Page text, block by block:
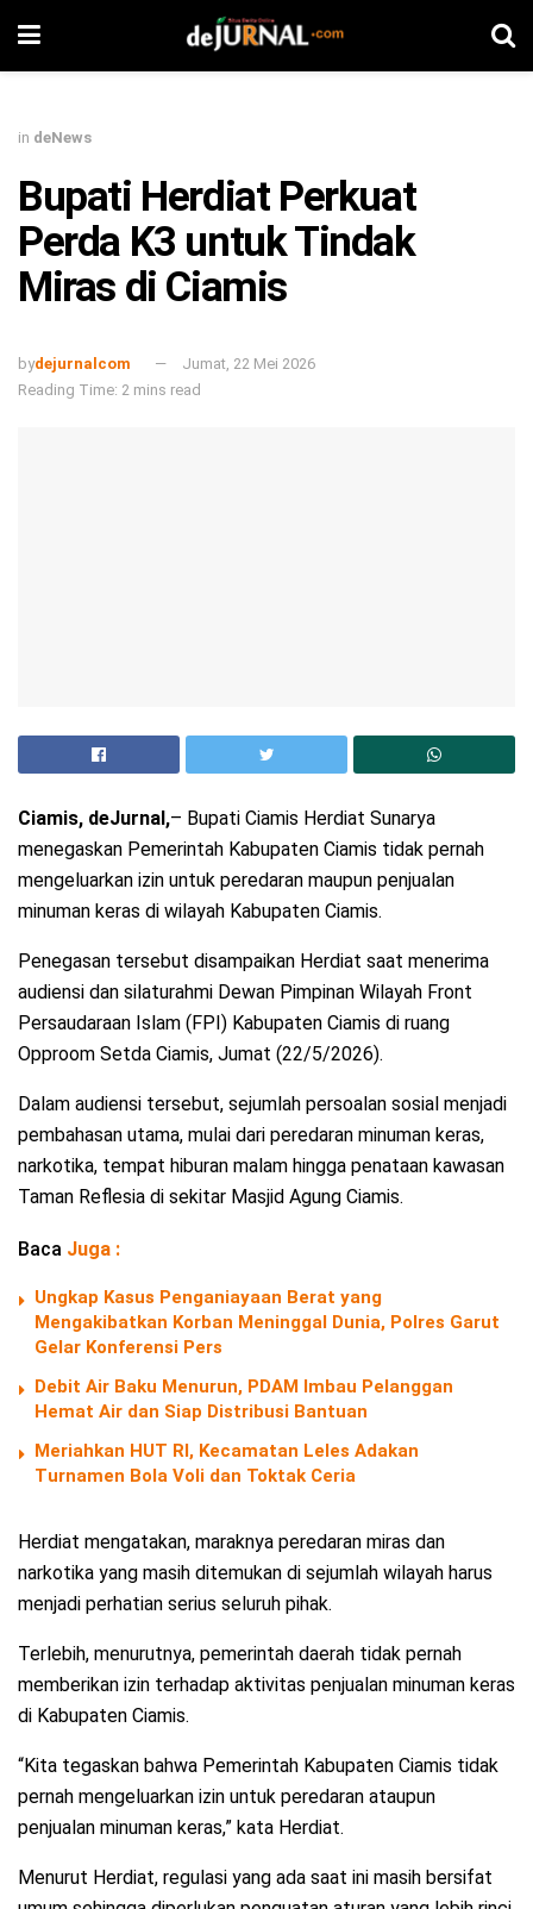
in deNews
Bupati Herdiat Perkuat
Perda K3 untuk Tindak
Miras di Ciamis
bydejurnalcom
Jumat, 22 Mei 2026
Reading Time: 2 mins read
Ciamis, deJurnal,– Bupati Ciamis Herdiat Sunarya
menegaskan Pemerintah Kabupaten Ciamis tidak pernah
mengeluarkan izin untuk peredaran maupun penjualan
minuman keras di wilayah Kabupaten Ciamis.
Penegasan tersebut disampaikan Herdiat saat menerima
audiensi dan silaturahmi Dewan Pimpinan Wilayah Front
Persaudaraan Islam (FPI) Kabupaten Ciamis di ruang
Opproom Setda Ciamis, Jumat (22/5/2026).
Dalam audiensi tersebut, sejumlah persoalan sosial menjadi
pembahasan utama, mulai dari peredaran minuman keras,
narkotika, tempat hiburan malam hingga penataan kawasan
Taman Reflesia di sekitar Masjid Agung Ciamis.
Baca Juga :
Ungkap Kasus Penganiayaan Berat yang
Mengakibatkan Korban Meninggal Dunia, Polres Garut
Gelar Konferensi Pers
Debit Air Baku Menurun, PDAM Imbau Pelanggan
Hemat Air dan Siap Distribusi Bantuan
Meriahkan HUT RI, Kecamatan Leles Adakan
Turnamen Bola Voli dan Toktak Ceria
Herdiat mengatakan, maraknya peredaran miras dan
narkotika yang masih ditemukan di sejumlah wilayah harus
menjadi perhatian serius seluruh pihak.
Terlebih, menurutnya, pemerintah daerah tidak pernah
memberikan izin terhadap aktivitas penjualan minuman keras
di Kabupaten Ciamis.
“Kita tegaskan bahwa Pemerintah Kabupaten Ciamis tidak
pernah mengeluarkan izin untuk peredaran ataupun
penjualan minuman keras,” kata Herdiat.
Menurut Herdiat, regulasi yang ada saat ini masih bersifat